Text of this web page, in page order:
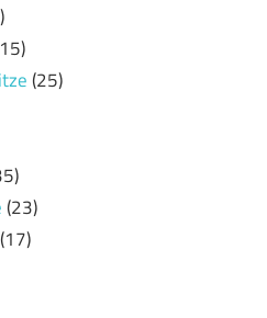
(25)
(23)
(17)